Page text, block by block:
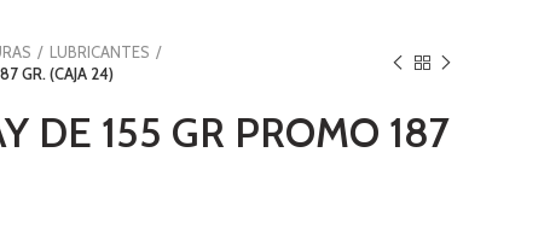
LUBRICANTES
GR. (CAJA 24)
DE 155 GR PROMO 187